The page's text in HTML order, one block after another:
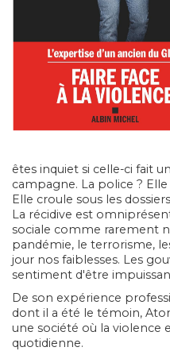
êtes inquiet si celle-ci fait
campagne. La police ?
Elle croule sous les
La récidive est
sociale comme rarement
pandémie, le terrorisme,
jour nos faiblesses. Les
sentiment d'être
De son expérience
dont il a été le témoin,
une société où la violence
quotidienne.